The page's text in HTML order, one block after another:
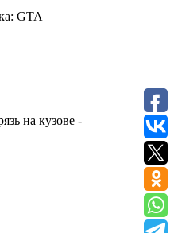
GTA
на кузове -